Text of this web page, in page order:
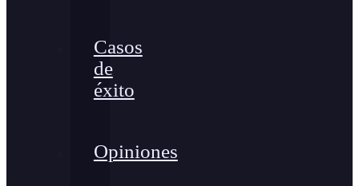
Casos
de
éxito
Opiniones